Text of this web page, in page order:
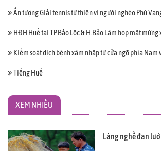
Ấn tượng Giải tennis từ thiện vì người nghèo Phú
HĐH Huế tại TP.Bảo Lộc & H.Bảo Lâm họp mặt mừng
Kiểm soát dịch bệnh xâm nhập từ cửa ngõ phía Nam
Tiếng Huế
XEM NHIỀU
Làng nghề đan